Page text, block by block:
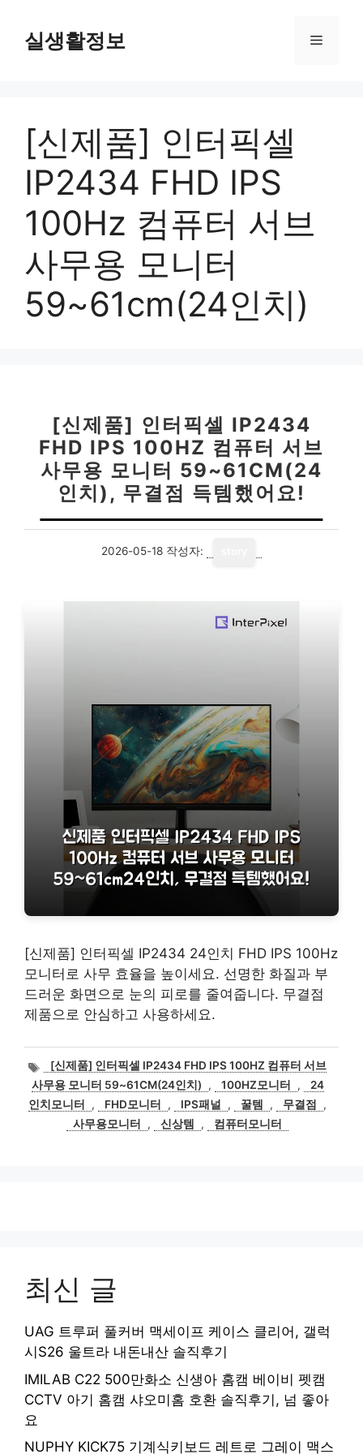
실생활정보 메
[신제품] 인터픽셀
IP2434 FHD IPS
100Hz 컴퓨터 서브
사무용 모니터
59~61cm(24인치)
[신제품] 인터픽셀 IP2434
FHD IPS 100HZ 컴퓨터 서브
사무용 모니터 59~61CM(24
인치), 무결점 득템했어요!
2026-05-18 작성자:
[신제품] 인터픽셀 IP2434 24인치 FHD IPS 100Hz
모니터로 사무 효율을 높이세요. 선명한 화질과 부
드러운 화면으로 눈의 피로를 줄여줍니다. 무결점
제품으로 안심하고 사용하세요.
태
그
[신제품] 인터픽셀 IP2434 FHD IPS 100HZ 컴퓨터 서브
사무용 모니터 59~61CM(24인치)
, 100HZ모니터 ,
24
인치모니터
, FHD모니터 , IPS패널 , 꿀템 , 무결점
,
사무용모니터
, 신상템 , 컴퓨터모니터
최신 글
UAG 트루퍼 풀커버 맥세이프 케이스 클리어, 갤럭
시S26 울트라 내돈내산 솔직후기
IMILAB C22 500만화소 신생아 홈캠 베이비 펫캠
CCTV 아기 홈캠 샤오미홈 호환 솔직후기, 넘 좋아
요
NUPHY KICK75 기계식키보드 레트로 그레이 맥스